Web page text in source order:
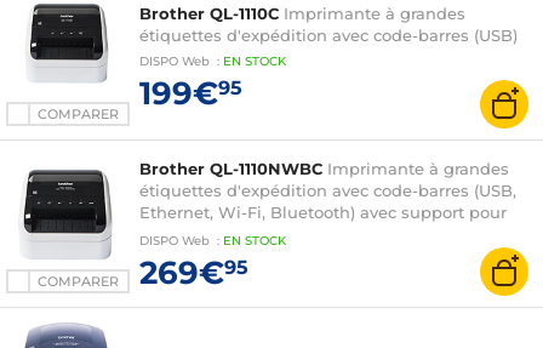
COMPARER
Brother QL-1110C Imprimante à grandes
étiquettes d'expédition avec code-barres (USB)
DISPO Web : EN STOCK
199€95
COMPARER
Brother QL-1110NWBC Imprimante à grandes
étiquettes d'expédition avec code-barres (USB,
Ethernet, Wi-Fi, Bluetooth) avec support pour
MFi et AirPrint
DISPO Web : EN STOCK
269€95